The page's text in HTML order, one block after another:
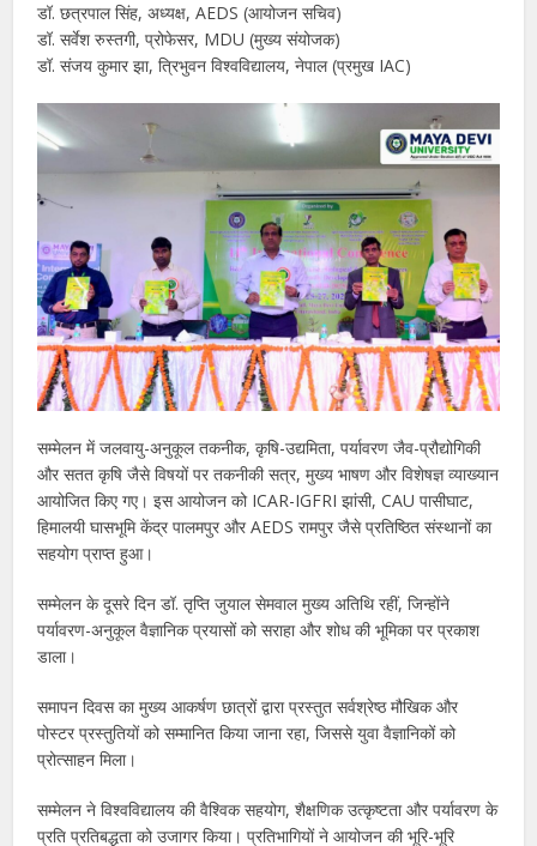
डॉ. छत्रपाल सिंह, अध्यक्ष, AEDS (आयोजन सचिव)
डॉ. सर्वेश रुस्तगी, प्रोफेसर, MDU (मुख्य संयोजक)
डॉ. संजय कुमार झा, त्रिभुवन विश्वविद्यालय, नेपाल (प्रमुख IAC)
सम्मेलन में जलवायु-अनुकूल तकनीक, कृषि-उद्यमिता, पर्यावरण जैव-प्रौद्योगिकी
और सतत कृषि जैसे विषयों पर तकनीकी सत्र, मुख्य भाषण और विशेषज्ञ व्याख्यान
आयोजित किए गए। इस आयोजन को ICAR-IGFRI झांसी, CAU पासीघाट,
हिमालयी घासभूमि केंद्र पालमपुर और AEDS रामपुर जैसे प्रतिष्ठित संस्थानों का
सहयोग प्राप्त हुआ।
सम्मेलन के दूसरे दिन डॉ. तृप्ति जुयाल सेमवाल मुख्य अतिथि रहीं, जिन्होंने
पर्यावरण-अनुकूल वैज्ञानिक प्रयासों को सराहा और शोध की भूमिका पर प्रकाश
डाला।
समापन दिवस का मुख्य आकर्षण छात्रों द्वारा प्रस्तुत सर्वश्रेष्ठ मौखिक और
पोस्टर प्रस्तुतियों को सम्मानित किया जाना रहा, जिससे युवा वैज्ञानिकों को
प्रोत्साहन मिला।
सम्मेलन ने विश्वविद्यालय की वैश्विक सहयोग, शैक्षणिक उत्कृष्टता और पर्यावरण के
प्रति प्रतिबद्धता को उजागर किया। प्रतिभागियों ने आयोजन की भूरि-भूरि